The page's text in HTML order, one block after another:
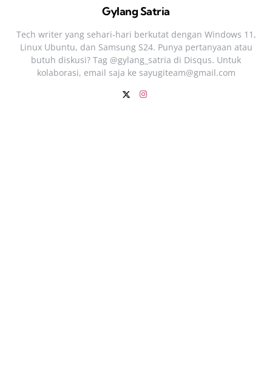
Gylang Satria
Tech writer yang sehari‑hari berkutat dengan Windows 11,
Linux Ubuntu, dan Samsung S24. Punya pertanyaan atau
butuh diskusi? Tag @gylang_satria di Disqus. Untuk
kolaborasi, email saja ke sayugiteam@gmail.com